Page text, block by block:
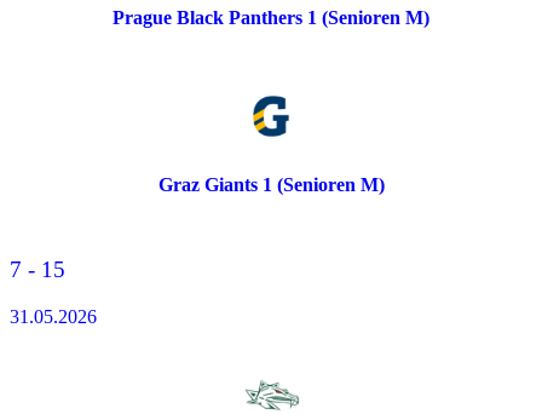
Prague Black Panthers 1 (Senioren M)
Graz Giants 1 (Senioren M)
7 - 15
31.05.2026